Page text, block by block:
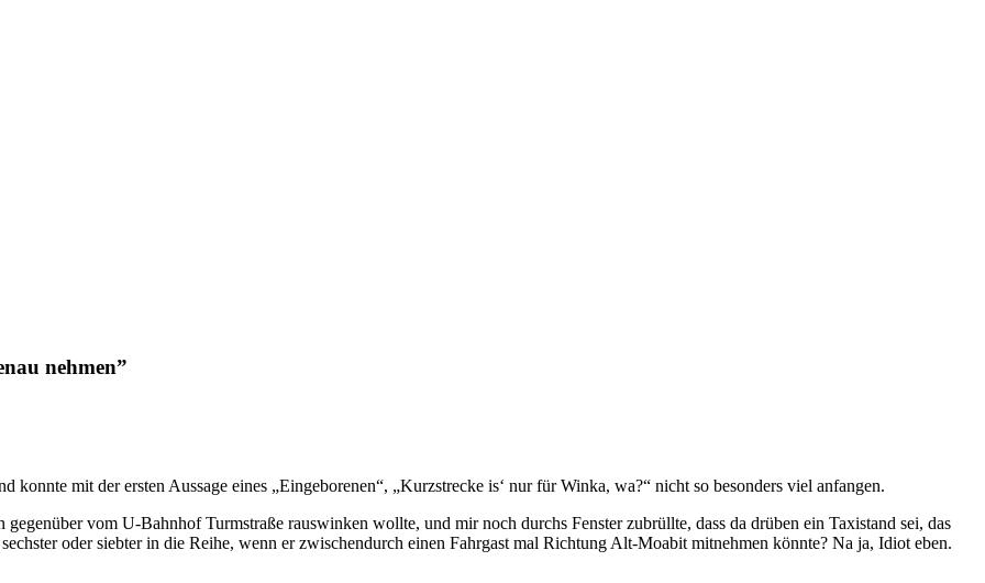
nehmen”
konnte mit der ersten Aussage eines „Eingeborenen“, „Kurzstrecke is‘ nur für Winka, wa?“ nicht so besonders viel anfangen.
gegenüber vom U-Bahnhof Turmstraße rauswinken wollte, und mir noch durchs Fenster zubrüllte, dass da drüben ein Taxistand sei, das
oder siebter in die Reihe, wenn er zwischendurch einen Fahrgast mal Richtung Alt-Moabit mitnehmen könnte? Na ja, Idiot eben.